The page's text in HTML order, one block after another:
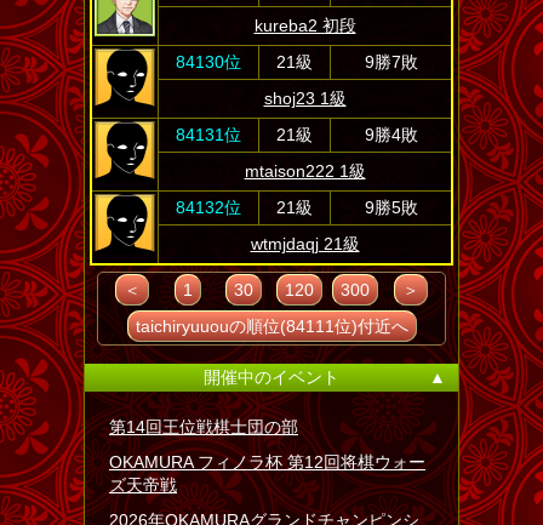
kureba2 初段
84130位
21級
9勝7敗
shoj23 1級
84131位
21級
9勝4敗
mtaison222 1級
84132位
21級
9勝5敗
wtmjdaqj 21級
＜ 1 30 120 300
＞
taichiryuuouの順位(84111位)付近へ
開催中のイベント ▲
第14回王位戦棋士団の部
OKAMURA フィノラ杯 第12回将棋ウォー
ズ天帝戦
2026年OKAMURAグランドチャンピンシ